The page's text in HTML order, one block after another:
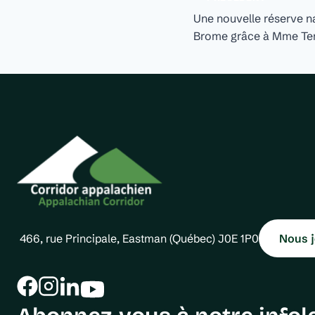
de
l'article
Une nouvelle réserve
Brome grâce à Mme
466, rue Principale, Eastman (Québec) J0E 1P0 Nous